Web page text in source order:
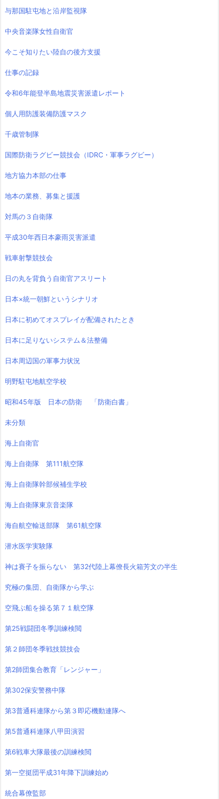
与那国駐屯地と沿岸監視隊
中央音楽隊女性自衛官
今こそ知りたい陸自の後方支援
仕事の記録
令和6年能登半島地震災害派遣レポート
個人用防護装備防護マスク
千歳管制隊
国際防衛ラグビー競技会（IDRC・軍事ラグビー）
地方協力本部の仕事
地本の業務、募集と援護
対馬の３自衛隊
平成30年西日本豪雨災害派遣
戦車射撃競技会
日の丸を背負う自衛官アスリート
日本×統一朝鮮というシナリオ
日本に初めてオスプレイが配備されたとき
日本に足りないシステム＆法整備
日本周辺国の軍事力状況
明野駐屯地航空学校
昭和45年版 日本の防衛 「防衛白書」
未分類
海上自衛官
海上自衛隊 第111航空隊
海上自衛隊幹部候補生学校
海上自衛隊東京音楽隊
海自航空輸送部隊 第61航空隊
潜水医学実験隊
神は賽子を振らない 第32代陸上幕僚長火箱芳文の半生
究極の集団、自衛隊から学ぶ
空飛ぶ船を操る第７１航空隊
第25戦闘団冬季訓練検閲
第２師団冬季戦技競技会
第2師団集合教育「レンジャー」
第302保安警務中隊
第3普通科連隊から第３即応機動連隊へ
第5普通科連隊八甲田演習
第6戦車大隊最後の訓練検閲
第一空挺団平成31年降下訓練始め
統合幕僚監部